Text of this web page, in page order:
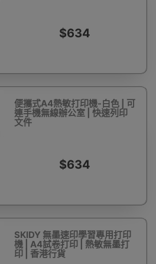
$634
便攜式A4熱敏打印機-白色 | 可
連手機無線辦公室 | 快速列印
文件
$634
SKIDY 無墨速印學習專用打印
機 | A4試卷打印 | 熱敏無墨打
印 | 香港行貨